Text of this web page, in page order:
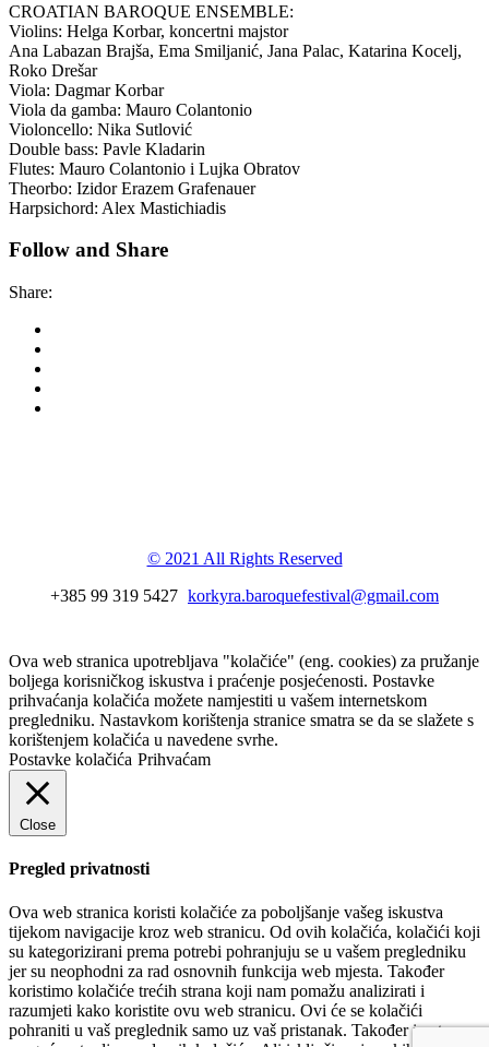
CROATIAN BAROQUE ENSEMBLE:
Violins: Helga Korbar, koncertni majstor
Ana Labazan Brajša, Ema Smiljanić, Jana Palac, Katarina Kocelj,
Roko Drešar
Viola: Dagmar Korbar
Viola da gamba: Mauro Colantonio
Violoncello: Nika Sutlović
Double bass: Pavle Kladarin
Flutes: Mauro Colantonio i Lujka Obratov
Theorbo: Izidor Erazem Grafenauer
Harpsichord: Alex Mastichiadis
Follow and Share
Share:
© 2021 All Rights Reserved
+385 99 319 5427 korkyra.baroquefestival@gmail.com
Ova web stranica upotrebljava "kolačiće" (eng. cookies) za pružanje
boljega korisničkog iskustva i praćenje posjećenosti. Postavke
prihvaćanja kolačića možete namjestiti u vašem internetskom
pregledniku. Nastavkom korištenja stranice smatra se da se slažete s
korištenjem kolačića u navedene svrhe.
Postavke kolačića Prihvaćam
Close
Pregled privatnosti
Ova web stranica koristi kolačiće za poboljšanje vašeg iskustva
tijekom navigacije kroz web stranicu. Od ovih kolačića, kolačići koji
su kategorizirani prema potrebi pohranjuju se u vašem pregledniku
jer su neophodni za rad osnovnih funkcija web mjesta. Također
koristimo kolačiće trećih strana koji nam pomažu analizirati i
razumjeti kako koristite ovu web stranicu. Ovi će se kolačići
pohraniti u vaš preglednik samo uz vaš pristanak. Također imate